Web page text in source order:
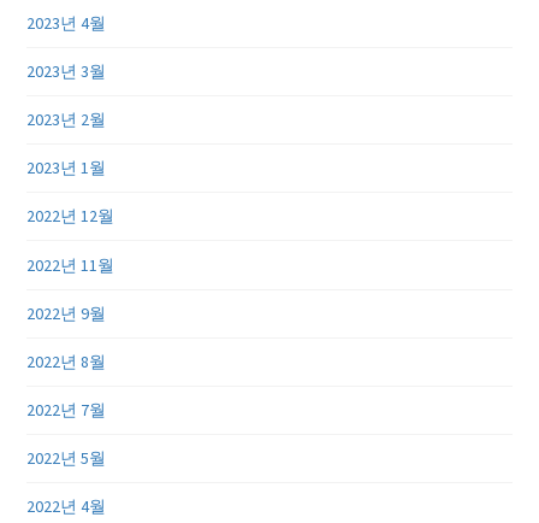
2023년 4월
2023년 3월
2023년 2월
2023년 1월
2022년 12월
2022년 11월
2022년 9월
2022년 8월
2022년 7월
2022년 5월
2022년 4월